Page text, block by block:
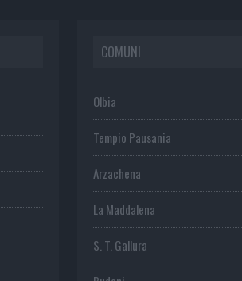
COMUNI
Olbia
Tempio Pausania
Arzachena
La Maddalena
S. T. Gallura